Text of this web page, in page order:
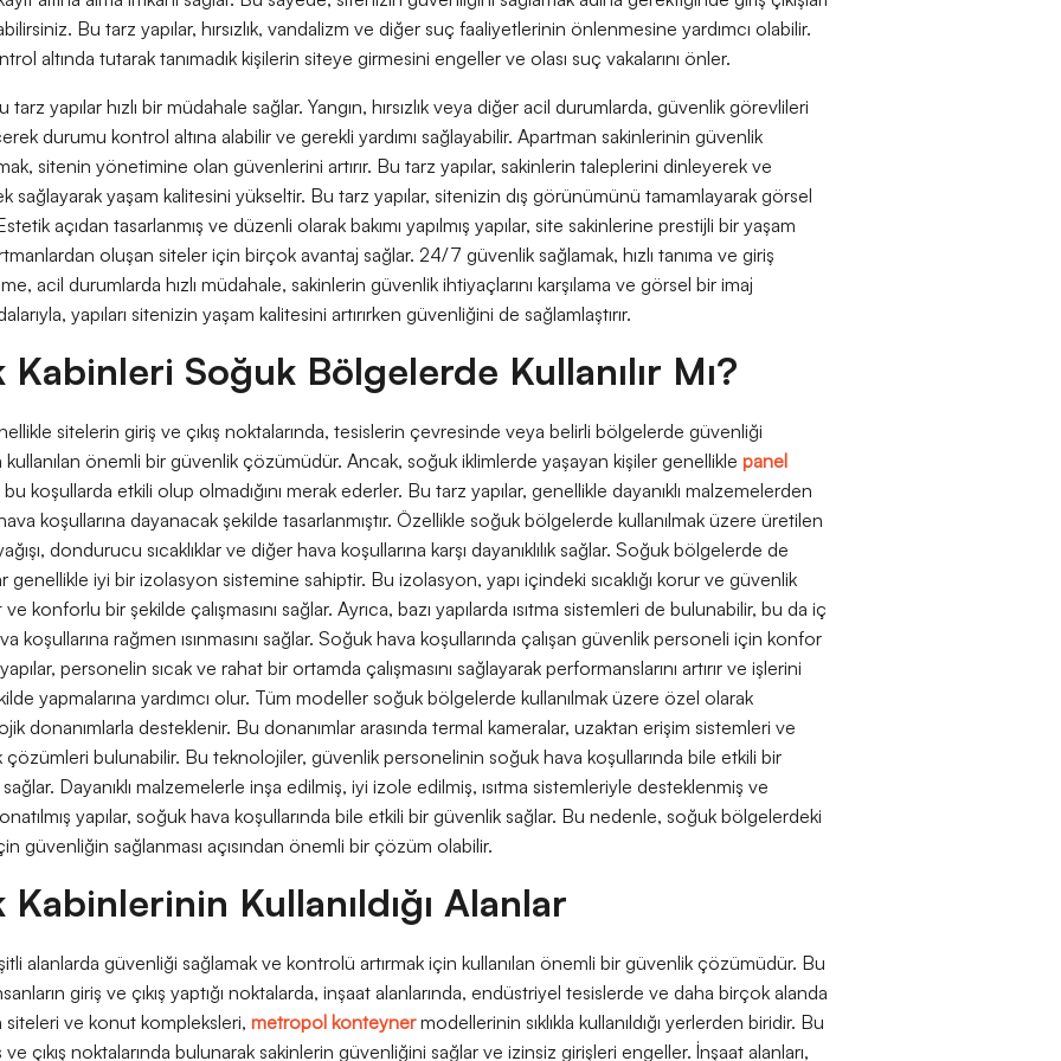
Bu tarz yapılar, hırsızlık, vandalizm ve diğer suç faaliyetlerinin önlenmesine yardımcı olabilir.
altında tutarak tanımadık kişilerin siteye girmesini engeller ve olası suç vakalarını önler.
yapılar hızlı bir müdahale sağlar. Yangın, hırsızlık veya diğer acil durumlarda, güvenlik görevlileri
durumu kontrol altına alabilir ve gerekli yardımı sağlayabilir. Apartman sakinlerinin güvenlik
sitenin yönetimine olan güvenlerini artırır. Bu tarz yapılar, sakinlerin taleplerini dinleyerek ve
sağlayarak yaşam kalitesini yükseltir. Bu tarz yapılar, sitenizin dış görünümünü tamamlayarak görsel
açıdan tasarlanmış ve düzenli olarak bakımı yapılmış yapılar, site sakinlerine prestijli bir yaşam
oluşan siteler için birçok avantaj sağlar. 24/7 güvenlik sağlamak, hızlı tanıma ve giriş
acil durumlarda hızlı müdahale, sakinlerin güvenlik ihtiyaçlarını karşılama ve görsel bir imaj
yapıları sitenizin yaşam kalitesini artırırken güvenliğini de sağlamlaştırır.
Soğuk Bölgelerde Kullanılır Mı?
sitelerin giriş ve çıkış noktalarında, tesislerin çevresinde veya belirli bölgelerde güvenliği
kullanılan önemli bir güvenlik çözümüdür. Ancak, soğuk iklimlerde yaşayan kişiler genellikle panel
koşullarda etkili olup olmadığını merak ederler. Bu tarz yapılar, genellikle dayanıklı malzemelerden
koşullarına dayanacak şekilde tasarlanmıştır. Özellikle soğuk bölgelerde kullanılmak üzere üretilen
dondurucu sıcaklıklar ve diğer hava koşullarına karşı dayanıklılık sağlar. Soğuk bölgelerde de
genellikle iyi bir izolasyon sistemine sahiptir. Bu izolasyon, yapı içindeki sıcaklığı korur ve güvenlik
konforlu bir şekilde çalışmasını sağlar. Ayrıca, bazı yapılarda ısıtma sistemleri de bulunabilir, bu da iç
koşullarına rağmen ısınmasını sağlar. Soğuk hava koşullarında çalışan güvenlik personeli için konfor
personelin sıcak ve rahat bir ortamda çalışmasını sağlayarak performanslarını artırır ve işlerini
yapmalarına yardımcı olur. Tüm modeller soğuk bölgelerde kullanılmak üzere özel olarak
donanımlarla desteklenir. Bu donanımlar arasında termal kameralar, uzaktan erişim sistemleri ve
çözümleri bulunabilir. Bu teknolojiler, güvenlik personelinin soğuk hava koşullarında bile etkili bir
sağlar. Dayanıklı malzemelerle inşa edilmiş, iyi izole edilmiş, ısıtma sistemleriyle desteklenmiş ve
yapılar, soğuk hava koşullarında bile etkili bir güvenlik sağlar. Bu nedenle, soğuk bölgelerdeki
güvenliğin sağlanması açısından önemli bir çözüm olabilir.
Kullanıldığı Alanlar
alanlarda güvenliği sağlamak ve kontrolü artırmak için kullanılan önemli bir güvenlik çözümüdür. Bu
giriş ve çıkış yaptığı noktalarda, inşaat alanlarında, endüstriyel tesislerde ve daha birçok alanda
siteleri ve konut kompleksleri, metropol konteynermodellerinin sıklıkla kullanıldığı yerlerden biridir. Bu
ve çıkış noktalarında bulunarak sakinlerin güvenliğini sağlar ve izinsiz girişleri engeller. İnşaat alanları,